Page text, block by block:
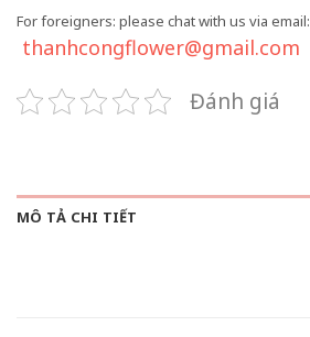
For foreigners: please chat with us via email:
thanhcongflower@gmail.com
Đánh giá
MÔ TẢ CHI TIẾT